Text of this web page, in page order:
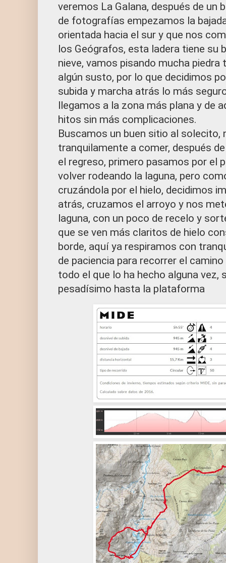
veremos La Galana, después de un
de fotografías empezamos la
orientada hacia el sur y que nos
los Geógrafos, esta ladera tiene su
nieve, vamos pisando mucha piedra
algún susto, por lo que decidimos
subida y marcha atrás lo más
llegamos a la zona más plana y de
hitos sin más complicaciones.
Buscamos un buen sitio al solecito,
tranquilamente a comer, después
el regreso, primero pasamos por el
volver rodeando la laguna, pero
cruzándola por el hielo, decidimos
atrás, cruzamos el arroyo y nos
laguna, con un poco de recelo y
que se ven más claritos de hielo
borde, aquí ya respiramos con
de paciencia para recorrer el
todo el que lo ha hecho alguna vez,
pesadísimo hasta la plataforma